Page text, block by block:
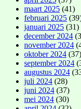
maart 2025 (41)
februari 2025
januari 2025 (31)
december 2024
november 2024
oktober 2024 (37)
september 2024
augustus 2024
juli 2024 (28)
juni 2024 (37)
mei 2024 (30)